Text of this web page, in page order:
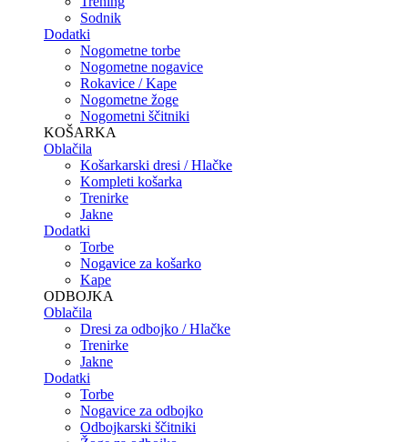
Sodnik
Dodatki
Nogometne torbe
Nogometne nogavice
Rokavice / Kape
Nogometne žoge
Nogometni ščitniki
KOŠARKA
Oblačila
Košarkarski dresi / Hlačke
Kompleti košarka
Trenirke
Jakne
Dodatki
Torbe
Nogavice za košarko
Kape
ODBOJKA
Oblačila
Dresi za odbojko / Hlačke
Trenirke
Jakne
Dodatki
Torbe
Nogavice za odbojko
Odbojkarski ščitniki